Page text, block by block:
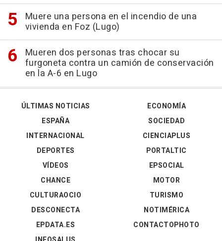
Muere una persona en el incendio de una
vivienda en Foz (Lugo)
Mueren dos personas tras chocar su
furgoneta contra un camión de conservación
en la A-6 en Lugo
ÚLTIMAS NOTICIAS
ESPAÑA
INTERNACIONAL
DEPORTES
VÍDEOS
ECONOMÍA
SOCIEDAD
CIENCIAPLUS
PORTALTIC
EPSOCIAL
CHANCE
CULTURAOCIO
DESCONECTA
EPDATA.ES
MOTOR
TURISMO
NOTIMÉRICA
CONTACTOPHOTO